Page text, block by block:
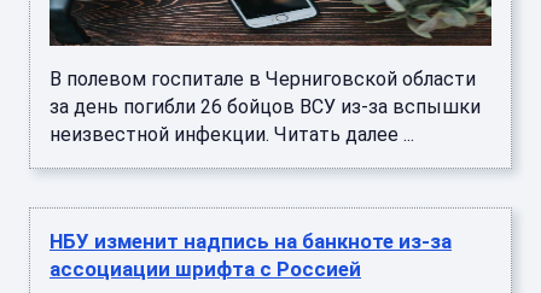
В полевом госпитале в Черниговской области
за день погибли 26 бойцов ВСУ из-за вспышки
неизвестной инфекции. Читать далее ...
НБУ изменит надпись на банкноте из-за
ассоциации шрифта с Россией